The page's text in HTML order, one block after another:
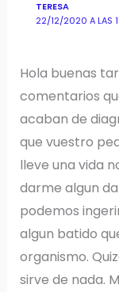
TERESA
22/12/2020 A LAS
Hola buenas
comentarios
acaban de
que vuestro
lleve una vida
darme algun
podemos
algun batido
organismo.
sirve de nada.